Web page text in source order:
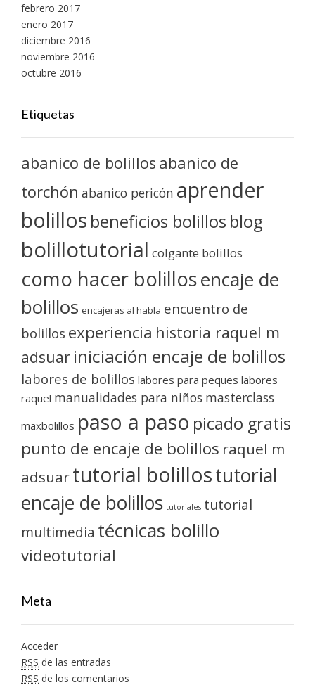
febrero 2017
enero 2017
diciembre 2016
noviembre 2016
octubre 2016
Etiquetas
abanico de bolillos abanico de
torchón abanico pericón aprender
bolillos beneficios bolillos blog
bolillotutorial colgante bolillos
como hacer bolillosencaje de
bolillos encajeras al habla encuentro de
bolillos experiencia historia raquel m
adsuar iniciación encaje de bolillos
labores de bolillos labores para peques labores
raquel manualidades para niños masterclass
maxbolillos paso a paso picado gratis
punto de encaje de bolillos raquel m
adsuartutorial bolillostutorial
encaje de bolillos tutoriales tutorial
multimedia técnicas bolillo
videotutorial
Meta
Acceder
RSS de las entradas
RSS de los comentarios